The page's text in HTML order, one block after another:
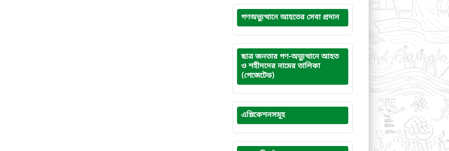
গণঅভ্যুত্থানে আহতের সেবা প্রদান
ছাত্র জনতার গণ-অভ্যুত্থানে আহত
ও শহীদদের নামের তালিকা
(গেজেটেড)
এপ্লিকেশনসমূহ